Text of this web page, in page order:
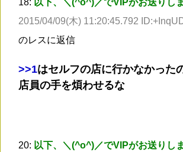
18: 以下、＼(^o^)／でVIPがお送りし
2015/04/09(木) 11:20:45.792
のレスに返信
>>1はセルフの店に行かなかった
店員の手を煩わせるな
20: 以下、＼(^o^)／でVIPがお送りし